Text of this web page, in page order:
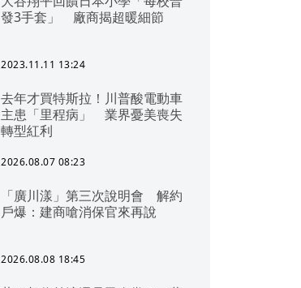
發3手套」 廠商揭超暖細節
2023.11.11 13:24
去年才買特斯拉！川普酸電動車
主患「里程病」 業界憂美喪失
轉型紅利
2026.08.07 08:23
「廣川漾」第三次說明會 解約
戶爆：建商嗆消保官來再說
2026.08.08 18:45